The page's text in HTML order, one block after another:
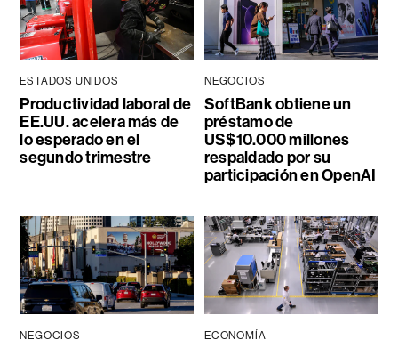
ESTADOS UNIDOS
Productividad laboral de
EE.UU. acelera más de
lo esperado en el
segundo trimestre
NEGOCIOS
SoftBank obtiene un
préstamo de
US$10.000 millones
respaldado por su
participación en OpenAI
NEGOCIOS ECONOMÍA